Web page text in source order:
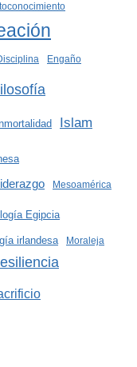
Engaño
Islam
liderazgo Mesoamérica
Egipcia
irlandesa Moraleja